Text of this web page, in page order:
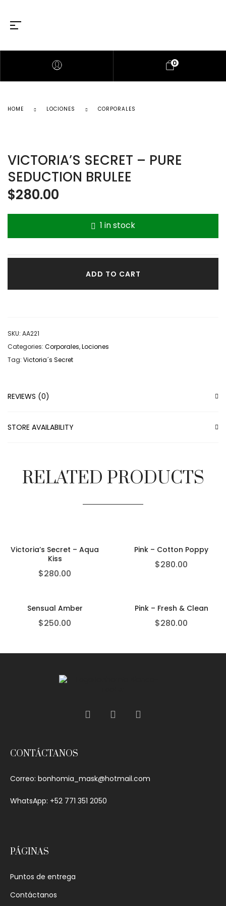
0
HOME LOCIONES CORPORALES
VICTORIA’S SECRET – PURE
SEDUCTION BRULEE
$280.00
1 in stock
ADD TO CART
SKU: AA221
Categories: Corporales,Lociones
Tag: Victoria´s Secret
REVIEWS (0)
STORE AVAILABILITY
RELATED PRODUCTS
Victoria’s Secret – Aqua
Kiss
$280.00
Pink – Cotton Poppy
$280.00
Sensual Amber
$250.00
Pink – Fresh & Clean
$280.00
CONTÁCTANOS
Correo: bonhomia_mask@hotmail.com
WhatsApp: +52 771 351 2050
PÁGINAS
Puntos de entrega
Contáctanos